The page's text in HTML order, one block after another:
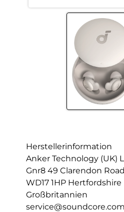
Herstellerinformation
Anker Technology (UK)
Gnr8 49 Clarendon
WD17 1HP Hertfordshire
Großbritannien
service@soundcore.com